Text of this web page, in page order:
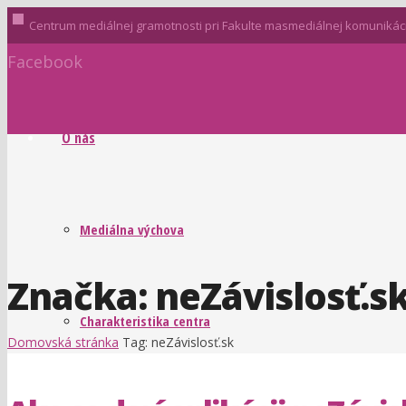
stop Centrum mediálnej gramotnosti pri Fakulte masmediálnej
Facebook
O nás
Mediálna výchova
Charakteristika centra
Značka:
Domovská stránka Tag: neZávislosť.sk